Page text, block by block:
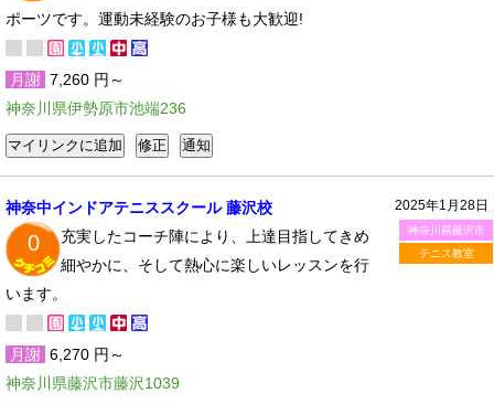
ポーツです。運動未経験のお子様も大歓迎!
月謝 7,260 円～
神奈川県伊勢原市池端236
2025年1月28日
神奈川県藤沢市
テニス教室
神奈中インドアテニススクール 藤沢校
0
充実したコーチ陣により、上達目指してきめ
細やかに、そして熱心に楽しいレッスンを行
います。
月謝 6,270 円～
神奈川県藤沢市藤沢1039